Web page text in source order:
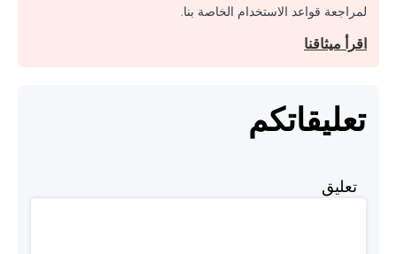
لمراجعة قواعد الاستخدام الخاصة بنا.
اقرأ ميثاقنا
تعليقاتكم
تعليق